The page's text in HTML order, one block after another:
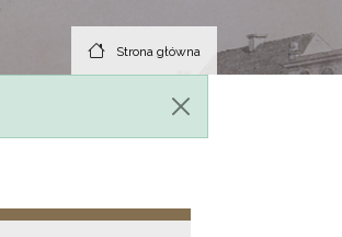
Strona główna